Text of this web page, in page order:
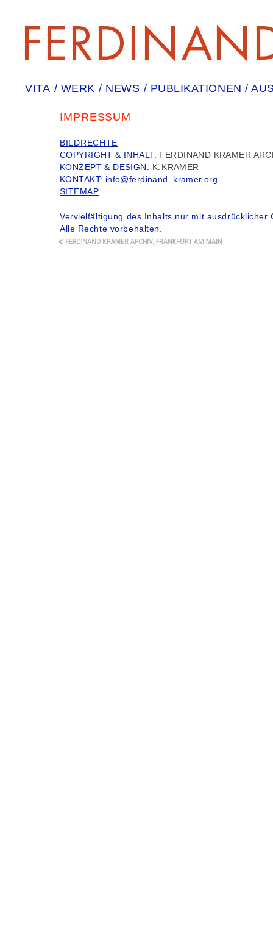
IMPRESSUM
BILDRECHTE
COPYRIGHT & INHALT: FERDINAND KRAMER
KONZEPT & DESIGN: K. KRAMER
KONTAKT: info@ferdinand–kramer.org
SITEMAP
Vervielfältigung des Inhalts nur mit ausdrücklicher
Alle Rechte vorbehalten.
VITA / WERK / NEWS / PUBLIKATIONEN /